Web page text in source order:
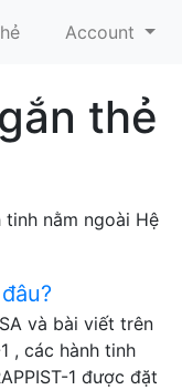
Account
thẻ
tinh nằm ngoài Hệ
và bài viết trên
, các hành tinh
1 được đặt